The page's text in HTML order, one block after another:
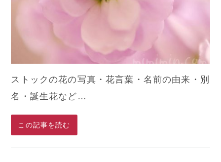
ストックの花の写真・花言葉・名前の由来・別
名・誕生花など…
この記事を読む